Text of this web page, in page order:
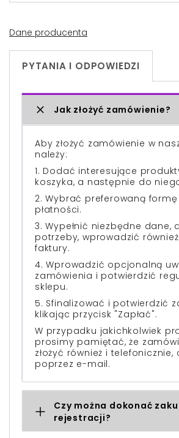
Dane producenta
PYTANIA I ODPOWIEDZI
Jak złożyć zamówienie?
Aby złożyć zamówienie w
należy:
1. Dodać interesujące
koszyka, a następnie do
2. Wybrać preferowaną
płatności.
3. Wypełnić niezbędne dane,
potrzeby, wprowadzić
faktury.
4. Wprowadzić opcjonalną
zamówienia i potwierdzić
sklepu.
5. Sfinalizować i potwierdzić
klikając przycisk "Zapłać".
W przypadku jakichkolwiek
prosimy pamiętać, że
złożyć również i telefonicznie,
poprzez e-mail.
Czy można dokonać
rejestracji?